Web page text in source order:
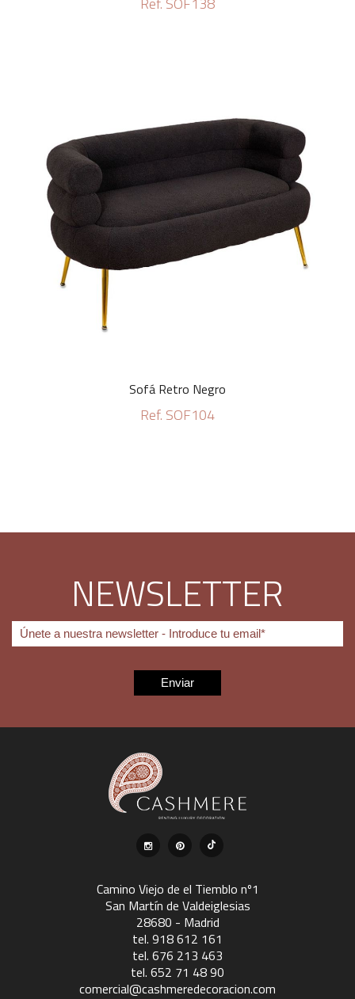
Sofá Retro Negro
Ref. SOF104
NEWSLETTER
Camino Viejo de el Tiemblo nº1
San Martín de Valdeiglesias
28680 - Madrid
tel. 918 612 161
tel. 676 213 463
tel. 652 71 48 90
comercial@cashmeredecoracion.com